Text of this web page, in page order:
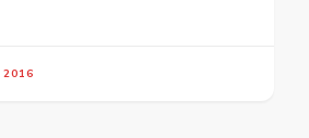
2016